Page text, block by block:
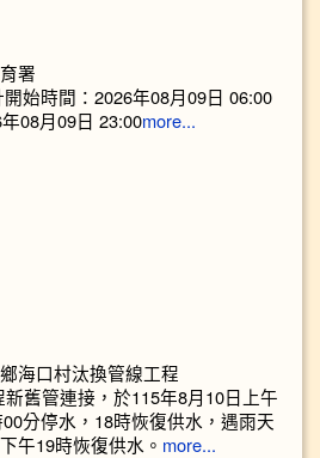
署
始時間：2026年08月09日 06:00
08月09日 23:00more...
海口村汰換管線工程
舊管連接，於115年8月10日上午
分停水，18時恢復供水，遇雨天
午19時恢復供水。 more...